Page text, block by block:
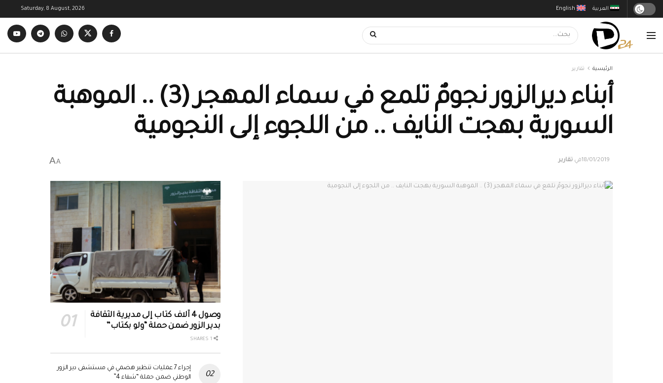
English العربية Saturday, 8 August, 2026
الرئيسية تقارير
أبناء ديرالزور نجومٌ تلمع في سماء المهجر (3) .. الموهبة
السورية بهجت النايف .. من اللجوء إلى النجومية
18/01/2019 في تقارير A
A
وصول 4 آلاف كتاب إلى مديرية الثقافة
بدير الزور ضمن حملة “ولو بكتاب”
إجراء 7 عمليات تنظير هضمي في مستشفى دير الزور
الوطني ضمن حملة “شفاء 4”